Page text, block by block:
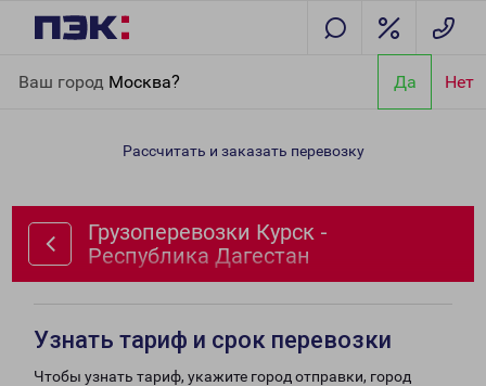
Ваш город Москва? Да Нет
Дагестан
Рассчитать и заказать перевозку
Грузоперевозки Курск -
Республика Дагестан
Узнать тариф и срок перевозки
Чтобы узнать тариф, укажите город отправки, город